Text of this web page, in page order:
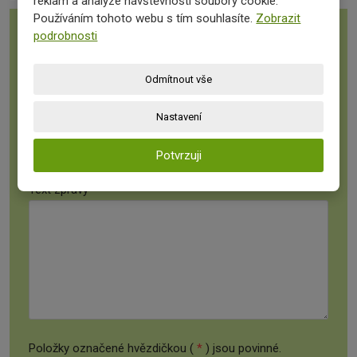
Jméno a příjmení
Text zprávy *
Položky označené hvězdičkou ( * ) jsou povinné.
Používáním tohoto webu s tím souhlasíte. Zobrazit
podrobnosti
Odmítnout vše
Nastavení
Potvrzuji